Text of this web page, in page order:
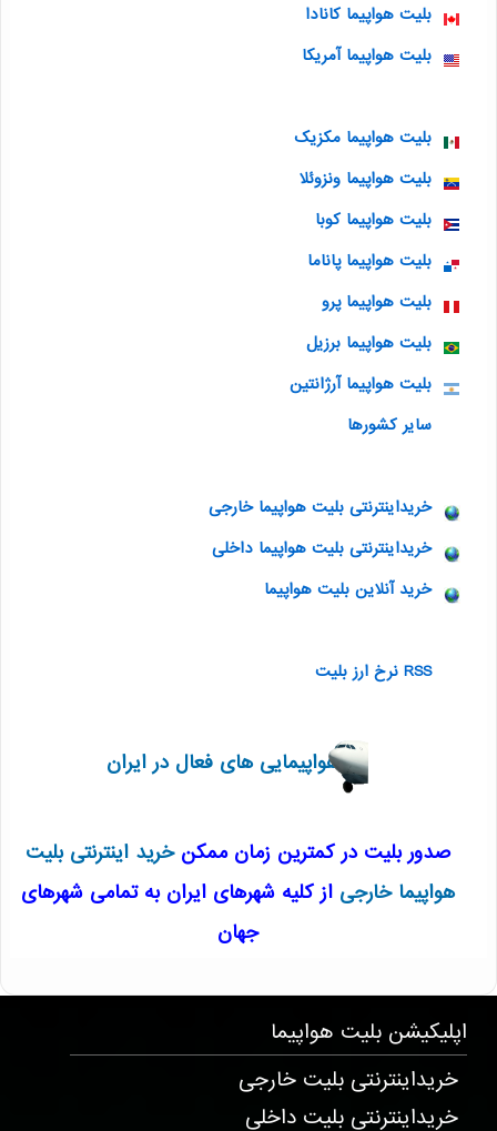
بلیت هواپیما کانادا
بلیت هواپیما آمریکا
بلیت هواپیما مکزیک
بلیت هواپیما ونزوئلا
بلیت هواپیما کوبا
بلیت هواپیما پاناما
بلیت هواپیما پرو
بلیت هواپیما برزیل
بلیت هواپیما آرژانتین
سایر کشورها
خریداینترنتی بلیت هواپیما خارجی
خریداینترنتی بلیت هواپیما داخلی
خرید آنلاین بلیت هواپیما
RSS نرخ ارز بلیت
هواپیمایی های فعال در ایران
صدور بلیت در کمترین زمان ممکنخرید اینترنتی بلیت
هواپیما خارجیاز کلیه شهرهای ایران به تمامی شهرهای
جهان
اپلیکیشن بلیت هواپیما
خریداینترنتی بلیت خارجی
خریداینترنتی بلیت داخلی